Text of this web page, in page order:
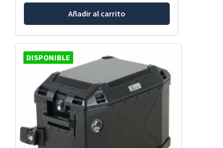
Añadir al carrito
DISPONIBLE